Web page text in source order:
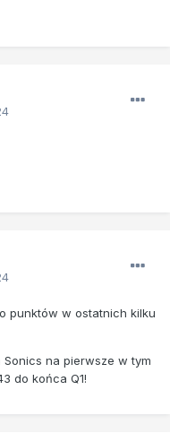
punktów w ostatnich kilku
na pierwsze w tym
do końca Q1!